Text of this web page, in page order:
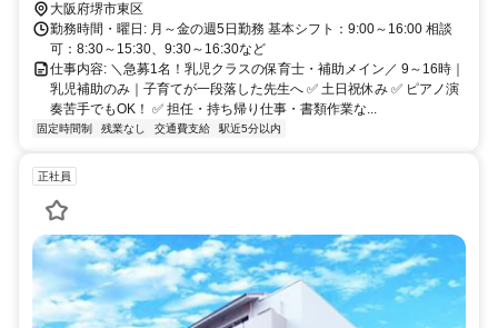
大阪府堺市東区
勤務時間・曜日: 月～金の週5日勤務 基本シフト：9:00～16:00 相談
可：8:30～15:30、9:30～16:30など
仕事内容: ＼急募1名！乳児クラスの保育士・補助メイン／ 9～16時｜
乳児補助のみ｜子育てが一段落した先生へ ✅ 土日祝休み ✅ ピアノ演
奏苦手でもOK！ ✅ 担任・持ち帰り仕事・書類作業な...
固定時間制 残業なし 交通費支給 駅近5分以内
正社員